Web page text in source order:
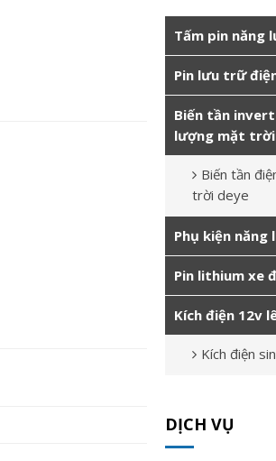
Tấm pin năng
Pin lưu trữ
Biến tần
lượng mặt trời
Biến tần
trời deye
Phụ kiện
Pin lithium xe
Kích điện 12v
Kích điện
DỊCH VỤ